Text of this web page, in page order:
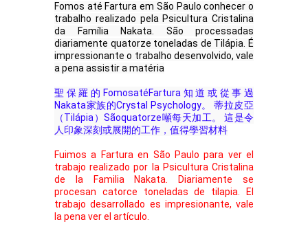
Fomos até Fartura em São Paulo conhecer o
trabalho realizado pela Psicultura Cristalina
da Família Nakata. São processadas
diariamente quatorze toneladas de Tilápia. É
impressionante o trabalho desenvolvido, vale
a pena assistir a matéria
聖保羅的FomosatéFartura知道或從事過
Nakata家族的Crystal Psychology。 蒂拉皮亞
（Tilápia）Sãoquatorze噸每天加工。 這是令
人印象深刻或展開的工作，值得學習材料
Fuimos a Fartura en São Paulo para ver el
trabajo realizado por la Psicultura Cristalina
de la Familia Nakata. Diariamente se
procesan catorce toneladas de tilapia. El
trabajo desarrollado es impresionante, vale
la pena ver el artículo.